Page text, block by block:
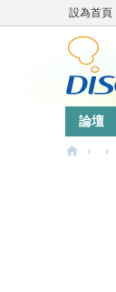
設為首頁
論壇
› ›